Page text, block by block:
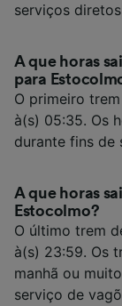
serviços
A que horas
para
O primeiro
à(s) 05:35. Os
durante fins de
A que horas
Estocolmo?
O último trem
à(s) 23:59. Os
manhã ou
serviço de